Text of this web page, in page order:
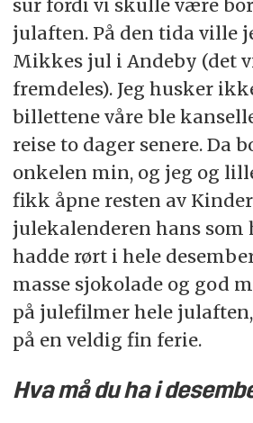
sur fordi vi skulle være
julaften. På den tida ville
Mikkes jul i Andeby (det
fremdeles). Jeg husker
billettene våre ble
reise to dager senere. Da
onkelen min, og jeg og
fikk åpne resten av Kinder
julekalenderen hans som
hadde rørt i hele
masse sjokolade og god
på julefilmer hele
på en veldig fin ferie.
Hva må du ha i